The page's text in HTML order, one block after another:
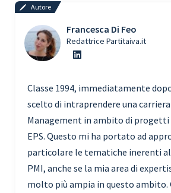
Autore
Francesca Di Feo
Redattrice Partitaiva.it
Classe 1994, immediatamente
scelto di intraprendere una
Management in ambito di progetti
EPS. Questo mi ha portato ad
particolare le tematiche inerenti
PMI, anche se la mia area di
molto più ampia in questo ambito.